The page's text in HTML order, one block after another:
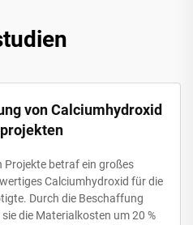
von Calciumhydroxid
Projekte betraf ein großes
Calciumhydroxid für die
Durch die Beschaffung
die Materialkosten um 20 %